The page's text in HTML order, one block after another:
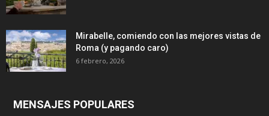
Mirabelle, comiendo con las mejores vistas de
Roma (y pagando caro)
6 febrero, 2026
MENSAJES POPULARES